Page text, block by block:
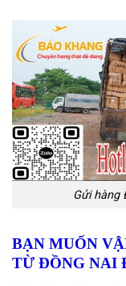
Gửi hàng
BẠN MUỐN
TỪ ĐỒNG NAI